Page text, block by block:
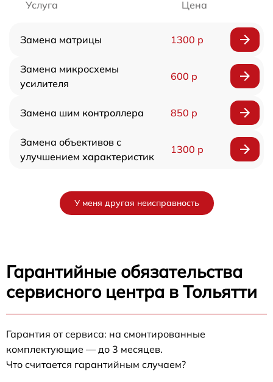
Услуга Цена
Замена матрицы 1300 р
Замена микросхемы
усилителя
600 р
Замена шим контроллера 850 р
Замена объективов с
улучшением характеристик
1300 р
У меня другая неисправность
Гарантийные обязательства
сервисного центра в Тольятти
Гарантия от сервиса: на смонтированные
комплектующие — до 3 месяцев.
Что считается гарантийным случаем?